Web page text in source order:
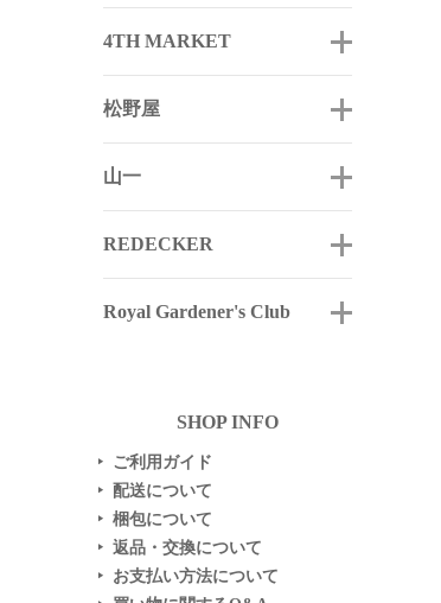
4TH MARKET
松野屋
山一
REDECKER
Royal Gardener's Club
SHOP INFO
▶ ご利用ガイド
▶ 配送について
▶ 梱包について
▶ 返品・交換について
▶ お支払い方法について